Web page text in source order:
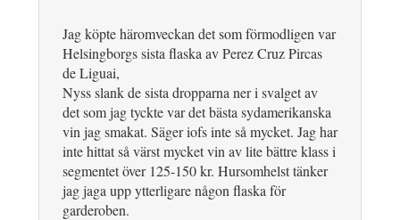
Jag köpte häromveckan det som förmodligen var
Helsingborgs sista flaska av Perez Cruz Pircas
de Liguai,
Nyss slank de sista dropparna ner i svalget av
det som jag tyckte var det bästa sydamerikanska
vin jag smakat. Säger iofs inte så mycket. Jag har
inte hittat så värst mycket vin av lite bättre klass i
segmentet över 125-150 kr. Hursomhelst tänker
jag jaga upp ytterligare någon flaska för
garderoben.